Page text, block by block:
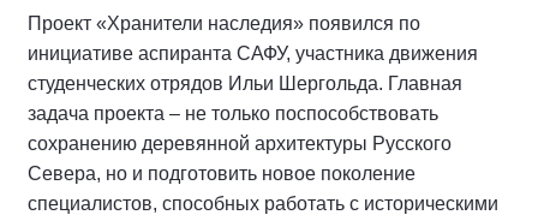
Проект «Хранители наследия» появился по
инициативе аспиранта САФУ, участника движения
студенческих отрядов Ильи Шергольда. Главная
задача проекта – не только поспособствовать
сохранению деревянной архитектуры Русского
Севера, но и подготовить новое поколение
специалистов, способных работать с историческими